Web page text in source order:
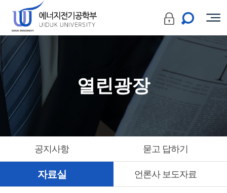
열린광장
공지사항 묻고 답하기
자료실 언론사 보도자료